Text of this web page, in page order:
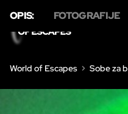
World of Escapes Sobe za
OPIS: FOTOGRAFIJE